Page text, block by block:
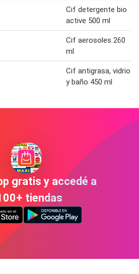
Cif detergente bio
active 500 ml
Cif aerosoles 260
ml
Cif antigrasa, vidrio
y baño 450 ml
gratis y accedé a
tiendas